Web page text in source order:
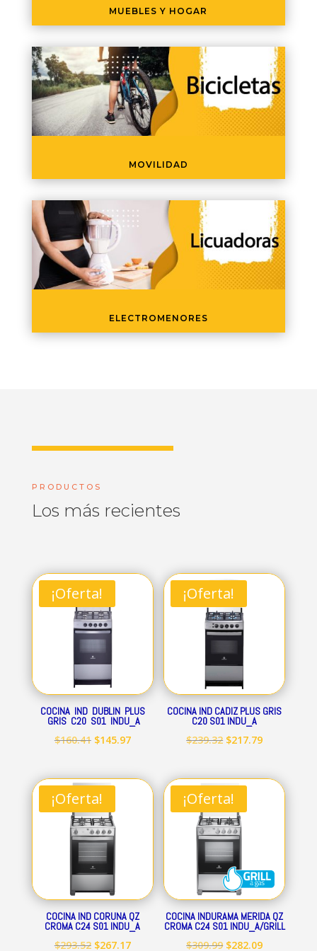
MUEBLES Y HOGAR
MOVILIDAD
ELECTROMENORES
PRODUCTOS
Los más recientes
¡Oferta!
COCINA IND DUBLIN PLUS
GRIS C20 S01 INDU_A
$160.41 El
original
era:
$160.41.
$145.97El
actual
¡Oferta!
COCINA IND CADIZ PLUS GRIS
C20 S01 INDU_A
$239.32 El
original
era:
$239.32.
$217.79El
actual
¡Oferta!
COCINA IND CORUNA QZ
CROMA C24 S01 INDU_A
$293.52 El
$267.17El
¡Oferta!
COCINA INDURAMA MERIDA QZ
CROMA C24 S01 INDU_A/GRILL
$309.99 El
$282.09El